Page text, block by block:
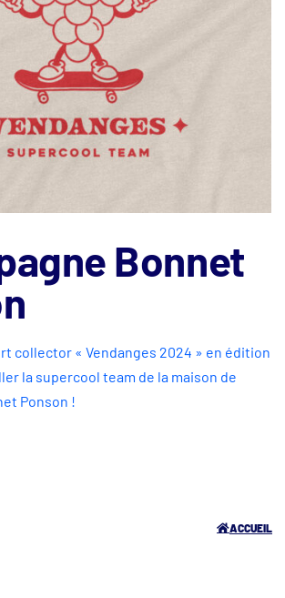
Bonnet
collector « Vendanges 2024 » en édition
la supercool team de la maison de
Ponson !
ACCUEIL